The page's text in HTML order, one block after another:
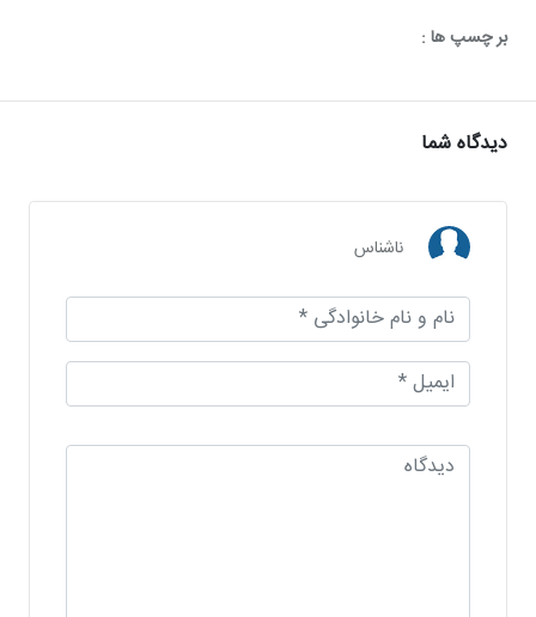
بر چسپ ها :
دیدگاه شما
ناشناس